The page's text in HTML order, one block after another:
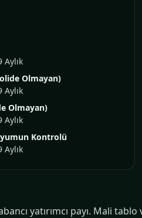
Aylık
Olmayan)
Aylık
Olmayan)
Aylık
Kontrolü
Aylık
yatırımcı payı. Mali tablo